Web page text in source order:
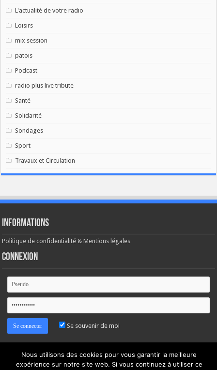
L'actualité de votre radio
Loisirs
mix session
patois
Podcast
radio plus live tribute
Santé
Solidarité
Sondages
Sport
Travaux et Circulation
Informations
Politique de confidentialité & Mentions légales
Connexion
Se souvenir de moi
Nous utilisons des cookies pour vous garantir la meilleure
expérience sur notre site web. Si vous continuez à utiliser ce